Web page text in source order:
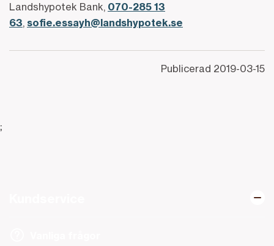
Landshypotek Bank, 070-285 13
63, sofie.essayh@landshypotek.se
Publicerad 2019-03-15
;